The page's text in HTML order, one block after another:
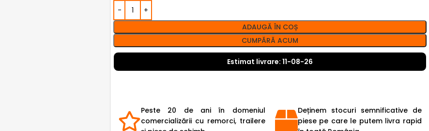
ADAUGĂ ÎN COȘ
CUMPĂRĂ ACUM
Estimat livrare: 11-08-26
Peste 20 de ani în domeniul
comercializării cu remorci, trailere
Deținem stocuri semnificative de
piese pe care le putem livra rapid